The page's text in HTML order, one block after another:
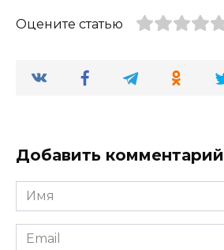
Оцените статью
Добавить комментарий
Имя
*
Email